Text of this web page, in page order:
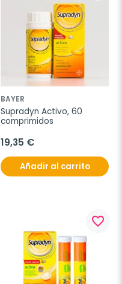
BAYER
Supradyn Activo, 60
comprimidos
19,35 €
Añadir al carrito
favorite_border